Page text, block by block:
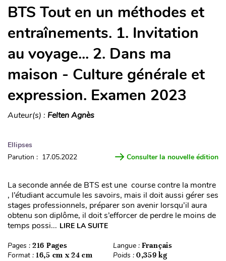
BTS Tout en un méthodes et
entraînements. 1. Invitation
au voyage... 2. Dans ma
maison - Culture générale et
expression. Examen 2023
Auteur(s) : Felten Agnès
Ellipses
Parution : 17.05.2022
Consulter la nouvelle édition
La seconde année de BTS est une course contre la montre
, l’étudiant accumule les savoirs, mais il doit aussi gérer ses
stages professionnels, préparer son avenir lorsqu’il aura
obtenu son diplôme, il doit s’efforcer de perdre le moins de
temps possi... LIRE LA SUITE
Pages : 216 Pages Langue : Français
Format : 16,5 cm x 24 cm Poids : 0,359 kg